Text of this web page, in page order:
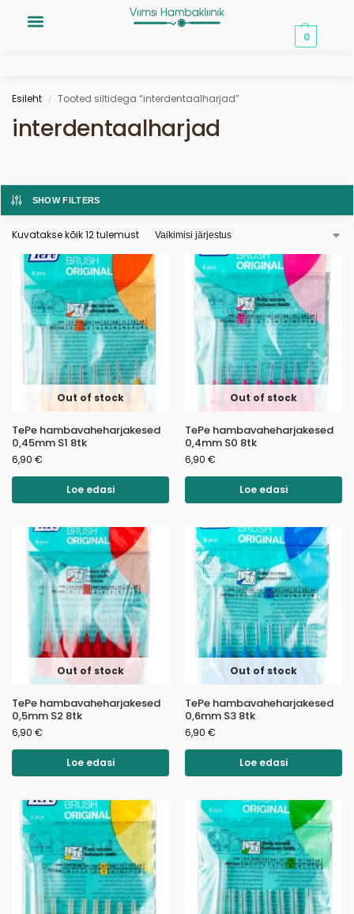
0
Esileht / Tooted siltidega “interdentaalharjad”
interdentaalharjad
SHOW FILTERS
Kuvatakse kõik 12 tulemust
Out of stock
TePe hambavaheharjakesed
0,45mm S1 8tk
6,90 €
Loe edasi
Out of stock
TePe hambavaheharjakesed
0,4mm S0 8tk
6,90 €
Loe edasi
Out of stock
TePe hambavaheharjakesed
0,5mm S2 8tk
6,90 €
Loe edasi
Out of stock
TePe hambavaheharjakesed
0,6mm S3 8tk
6,90 €
Loe edasi